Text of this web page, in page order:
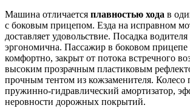
Машина отличается плавностью хода в
с боковым прицепом. Езда на исправном
доставляет удовольствие. Посадка
эргономична. Пассажир в боковом прицепе
комфортно, закрыт от потока встречного
высоким прозрачным пластиковым
прочным тентом из кожзаменителя. Колесо
пружинно-гидравлический амортизатор,
неровности дорожных покрытий.